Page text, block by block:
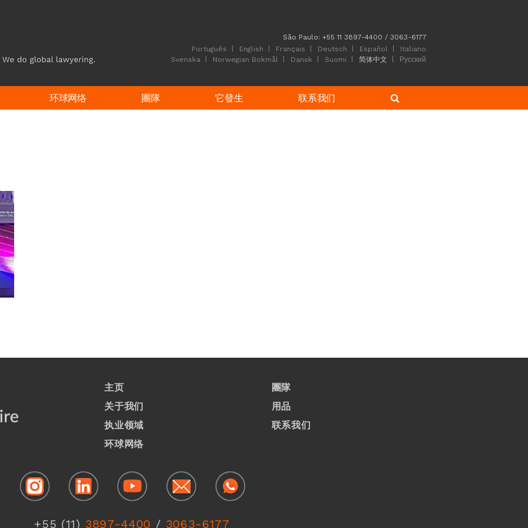
São Paulo: +55 11 3897-4400 / 3063-6177
Português
English Français Deutsch Español
Italiano
Svenska
Norwegian Bokmål Dansk Suomi 简体中文 Русский
环球网络 團隊 它發生 联系我们
主页
关于我们
执业领域
环球网络
團隊
用品
联系我们
+55 (11) 3897-4400 / 3063-6177